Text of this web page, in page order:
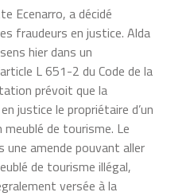
Ecenarro, a décidé
fraudeurs en justice. Alda
hier dans un
L 651-2 du Code de la
prévoit que la
justice le propriétaire d’un
de tourisme. Le
amende pouvant aller
de tourisme illégal,
versée à la